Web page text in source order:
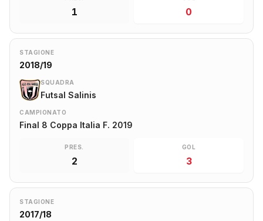
1 0
STAGIONE
2018/19
SQUADRA
Futsal Salinis
CAMPIONATO
Final 8 Coppa Italia F. 2019
PRES.
2
GOL
3
STAGIONE
2017/18